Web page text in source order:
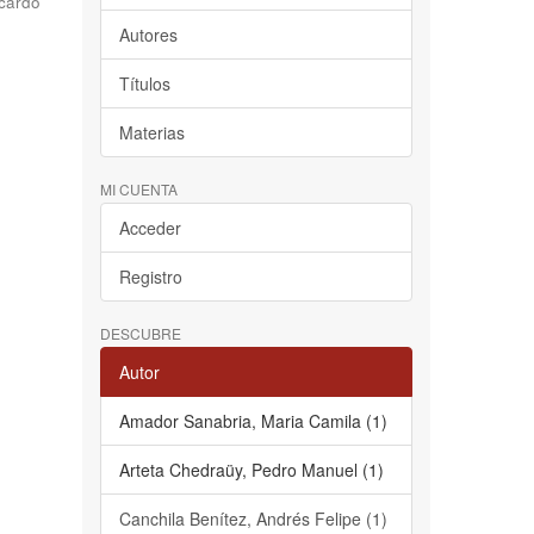
Autores
Títulos
Materias
MI CUENTA
Acceder
Registro
DESCUBRE
Autor
Amador Sanabria, Maria Camila (1)
Arteta Chedraüy, Pedro Manuel (1)
Canchila Benítez, Andrés Felipe (1)